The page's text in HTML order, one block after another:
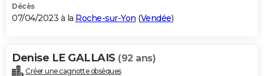
Décès
07/04/2023 à la Roche-sur-Yon (Vendée)
Denise LE GALLAIS (92 ans)
Créer une cagnotte obsèques